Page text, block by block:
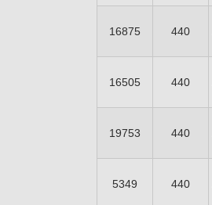
16875 440
16505 440
19753 440
5349 440